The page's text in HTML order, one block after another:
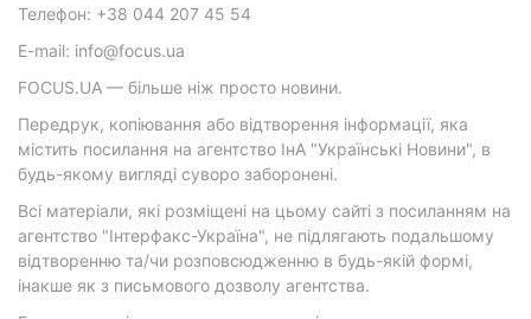
Телефон: +38 044 207 45 54
E-mail: info@focus.ua
FOCUS.UA — більше ніж просто новини.
Передрук, копіювання або відтворення інформації, яка
містить посилання на агентство ІнА "Українські Новини", в
будь-якому вигляді суворо заборонені.
Всі матеріали, які розміщені на цьому сайті з посиланням на
агентство "Інтерфакс-Україна", не підлягають подальшому
відтворенню та/чи розповсюдженню в будь-якій формі,
інакше як з письмового дозволу агентства.